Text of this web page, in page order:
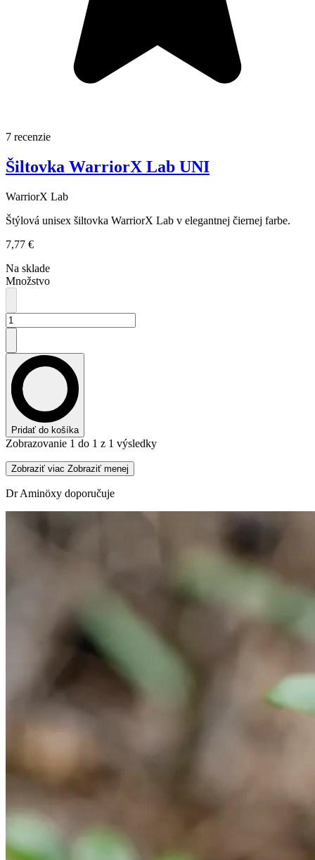
7 recenzie
Šiltovka WarriorX Lab UNI
WarriorX Lab
Štýlová unisex šiltovka WarriorX Lab v elegantnej čiernej farbe.
7,77 €
Na sklade
Množstvo
Pridať do košíka
Zobrazovanie 1 do 1 z 1 výsledky
Zobraziť viac Zobraziť menej
Dr Aminöxy doporučuje